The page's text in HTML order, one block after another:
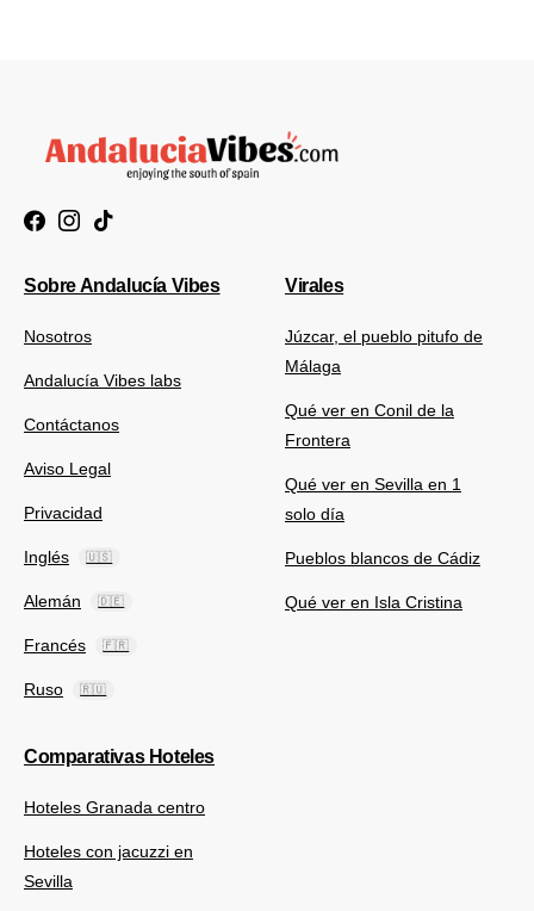
Sobre Andalucía Vibes
Nosotros
Andalucía Vibes labs
Contáctanos
Aviso Legal
Privacidad
Inglés 🇺🇸
Alemán 🇩🇪
Francés 🇫🇷
Ruso 🇷🇺
Virales
Júzcar, el pueblo pitufo de
Málaga
Qué ver en Conil de la
Frontera
Qué ver en Sevilla en 1
solo día
Pueblos blancos de Cádiz
Qué ver en Isla Cristina
Comparativas Hoteles
Hoteles Granada centro
Hoteles con jacuzzi en
Sevilla